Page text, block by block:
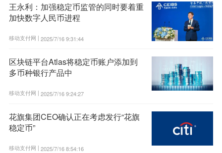
王永利：加强稳定币监管的同时要着重
加快数字人民币进程
移动支付网 | 2025/7/16 9:31:44
区块链平台Atlas将稳定币账户添加到
多币种银行产品中
移动支付网 | 2025/7/16 9:24:27
花旗集团CEO确认正在考虑发行“花旗
稳定币”
移动支付网 | 2025/7/16 8:54:16